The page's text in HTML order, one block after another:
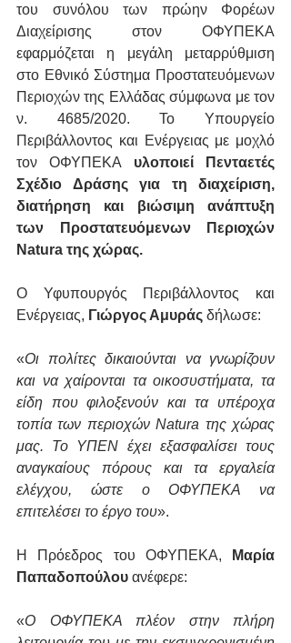
του συνόλου των πρώην Φορέων
Διαχείρισης στον ΟΦΥΠΕΚΑ
εφαρμόζεται η μεγάλη μεταρρύθμιση
στο Εθνικό Σύστημα Προστατευόμενων
Περιοχών της Ελλάδας σύμφωνα με τον
ν. 4685/2020. Το Υπουργείο
Περιβάλλοντος και Ενέργειας με μοχλό
τον ΟΦΥΠΕΚΑ υλοποιεί Πενταετές
Σχέδιο Δράσης για τη διαχείριση,
διατήρηση και βιώσιμη ανάπτυξη
των Προστατευόμενων Περιοχών
Natura της χώρας.
Ο Υφυπουργός Περιβάλλοντος και
Ενέργειας, Γιώργος Αμυράς δήλωσε:
«Οι πολίτες δικαιούνται να γνωρίζουν
και να χαίρονται τα οικοσυστήματα, τα
είδη που φιλοξενούν και τα υπέροχα
τοπία των περιοχών Natura της χώρας
μας. Το ΥΠΕΝ έχει εξασφαλίσει τους
αναγκαίους πόρους και τα εργαλεία
ελέγχου, ώστε ο ΟΦΥΠΕΚΑ να
επιτελέσει το έργο του».
Η Πρόεδρος του ΟΦΥΠΕΚΑ,
Μαρία
Παπαδοπούλου ανέφερε:
«Ο ΟΦΥΠΕΚΑ πλέον στην πλήρη